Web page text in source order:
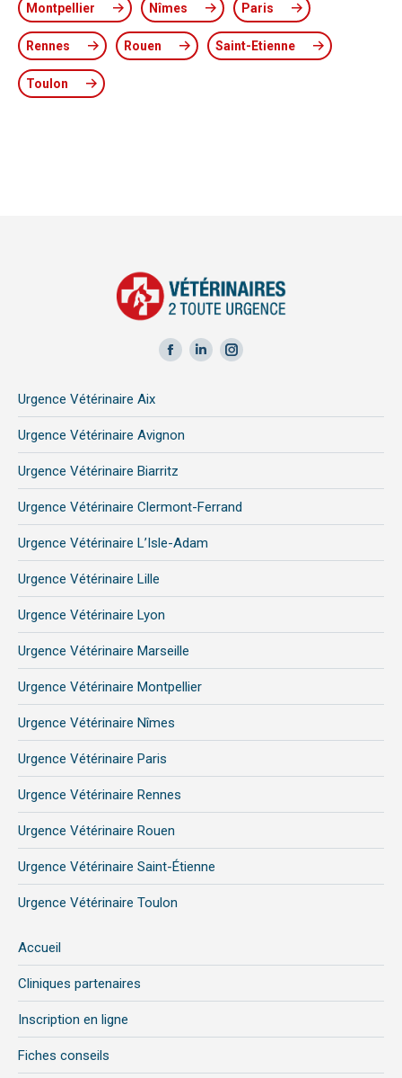
Montpellier Nîmes Paris
Rennes Rouen Saint-Etienne
Toulon
Facebook
in
new
window
LinkedIn
new
Instagram
new
Urgence Vétérinaire Aix
Urgence Vétérinaire Avignon
Urgence Vétérinaire Biarritz
Urgence Vétérinaire Clermont-Ferrand
Urgence Vétérinaire L’Isle-Adam
Urgence Vétérinaire Lille
Urgence Vétérinaire Lyon
Urgence Vétérinaire Marseille
Urgence Vétérinaire Montpellier
Urgence Vétérinaire Nîmes
Urgence Vétérinaire Paris
Urgence Vétérinaire Rennes
Urgence Vétérinaire Rouen
Urgence Vétérinaire Saint-Étienne
Urgence Vétérinaire Toulon
Accueil
Cliniques partenaires
Inscription en ligne
Fiches conseils